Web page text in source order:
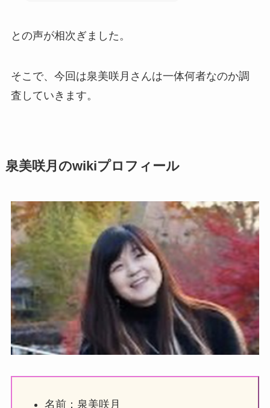
との声が相次ぎました。
そこで、今回は泉美咲月さんは一体何者なのか調
査していきます。
泉美咲月のwikiプロフィール
名前：泉美咲月